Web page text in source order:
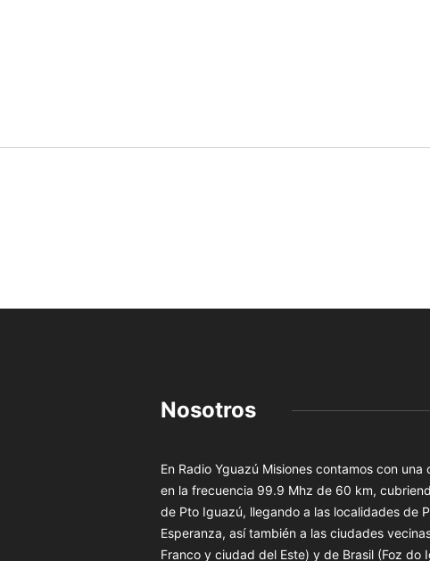
Nosotros
En Radio Yguazú Misiones contamos con
en la frecuencia 99.9 Mhz de 60 km,
de Pto Iguazú, llegando a las localidades de
Esperanza, así también a las ciudades
Franco y ciudad del Este) y de Brasil (Foz do